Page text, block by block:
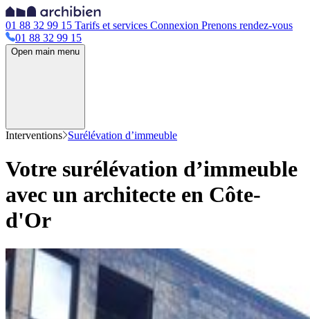
01 88 32 99 15 Tarifs et services Connexion Prenons rendez-vous
01 88 32 99 15
Open main menu
Interventions Surélévation d’immeuble
Votre surélévation d’immeuble
avec un architecte en Côte-
d'Or